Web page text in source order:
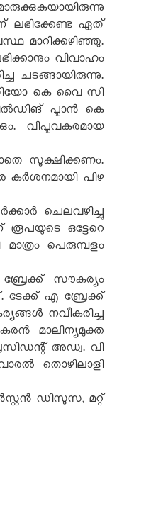
ലഭിക്കേണ്ട ഏത്
മാറിക്കഴിഞ്ഞു.
വിവാഹം
ചടങ്ങായിരുന്നു.
കെ വൈ സി
പ്ലാൻ കെ
വിപ്ലവകരമായ
സൂക്ഷിക്കണം.
കർശനമായി പിഴ
ചെലവഴിച്ചു
ഒട്ടേറെ
പെരുമ്പളം
സൗകര്യം
ടേക്ക് എ ബ്രേക്ക്
നവീകരിച്ച
മാലിന്യമുക്ത
അഡ്വ. വി
തൊഴിലാളി
ഡിസൂസ, മറ്റ്